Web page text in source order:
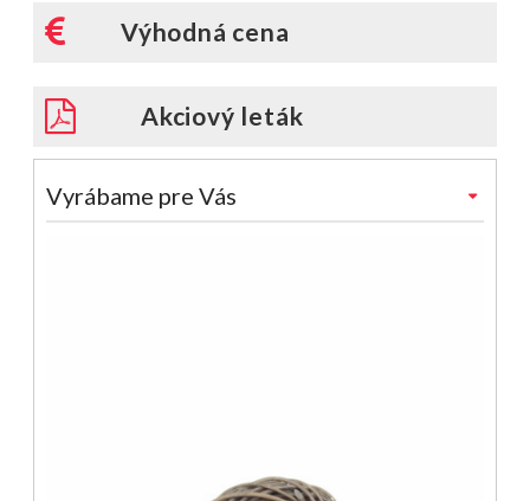
Výhodná cena
Akciový leták
Vyrábame pre Vás